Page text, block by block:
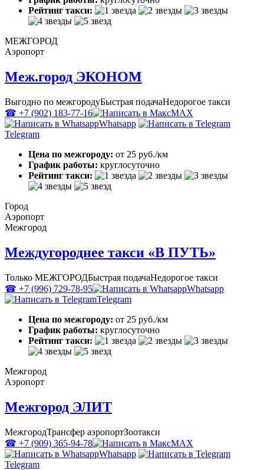
Рейтинг такси:
МЕЖГОРОД
Аэропорт
Меж.город ЭКОНОМ
Выгодно по межгородуБыстрая подачаНедорогое такси
☎ +7 (902) 183-77-16
MAX
Whatsapp
Telegram
Цена по межгороду: от 25 руб./км
График работы: круглосуточно
Рейтинг такси:
Город
Аэропорт
Межгород
Междугороднее такси «В ПУТЬ»
Только МЕЖГОРОДБыстрая подачаНедорогое такси
☎ +7 (996) 729-78-95
Whatsapp
Telegram
Цена по межгороду: от 25 руб./км
График работы: круглосуточно
Рейтинг такси:
Межгород
Аэропорт
Межгород ЭЛИТ
МежгородТрансфер аэропортЗоотакси
☎ +7 (909) 365-94-78
MAX
Whatsapp
Telegram